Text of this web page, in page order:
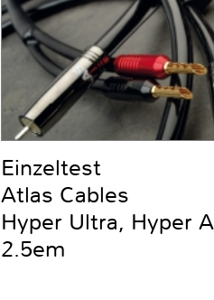
Einzeltest
Atlas Cables
Hyper Ultra, Hyper
2.5em